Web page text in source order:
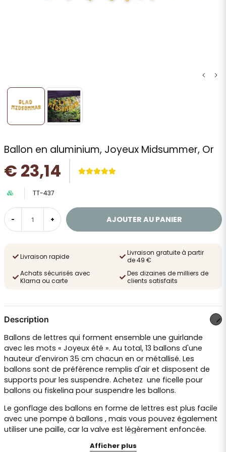
Ballon en aluminium, Joyeux Midsummer, Or
€ 23,14
TT-437
- + AJOUTER AU PANIER
Livraison rapide
Livraison gratuite à partir
de 49 €
Achats sécurisés avec
Klarna ou carte
Des dizaines de milliers de
clients satisfaits
Description
Ballons de lettres qui forment ensemble une guirlande
avec les mots « Joyeux été ». Au total, 13 ballons d'une
hauteur d'environ 35 cm chacun en or métallisé. Les
ballons sont de préférence remplis d'air et disposent de
supports pour les suspendre. Achetez une ficelle pour
ballons ou fiskelina pour suspendre les ballons.
Le gonflage des ballons en forme de lettres est plus facile
avec une pompe à ballons , mais vous pouvez également
utiliser une paille, car la valve est légèrement enfoncée.
Afficher plus